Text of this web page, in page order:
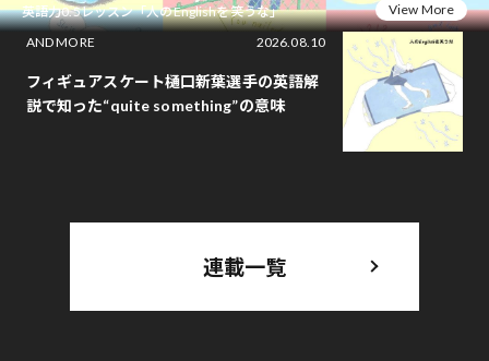
英語力0.5レッスン「人のEnglishを笑うな」
View More
AND MORE
2026.08.10
フィギュアスケート樋口新葉選手の英語解
説で知った“quite something”の意味
連載一覧